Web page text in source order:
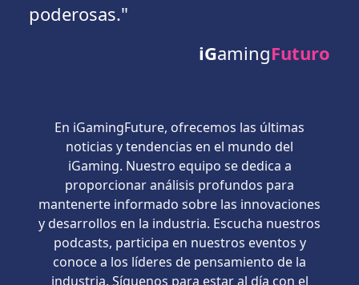
poderosas."
iGamingFuturo
En iGamingFuture, ofrecemos las últimas
noticias y tendencias en el mundo del
iGaming. Nuestro equipo se dedica a
proporcionar análisis profundos para
mantenerte informado sobre las innovaciones
y desarrollos en la industria. Escucha nuestros
podcasts, participa en nuestros eventos y
conoce a los líderes de pensamiento de la
industria. Síguenos para estar al día con el